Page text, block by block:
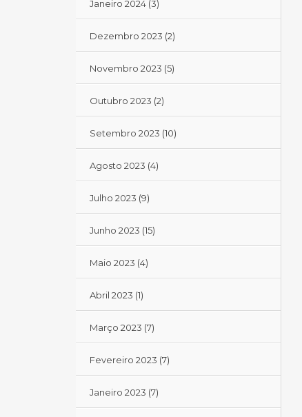
Janeiro 2024(3)
Dezembro 2023 (2)
Novembro 2023 (5)
Outubro 2023 (2)
Setembro 2023 (10)
Agosto 2023 (4)
Julho 2023 (9)
Junho 2023 (15)
Maio 2023 (4)
Abril 2023 (1)
Março 2023 (7)
Fevereiro 2023 (7)
Janeiro 2023 (7)